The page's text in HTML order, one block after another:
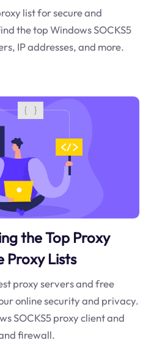
list for secure and
the top Windows SOCKS5
IP addresses, and more.
the Top Proxy
Proxy Lists
proxy servers and free
online security and privacy.
SOCKS5 proxy client and
firewall.